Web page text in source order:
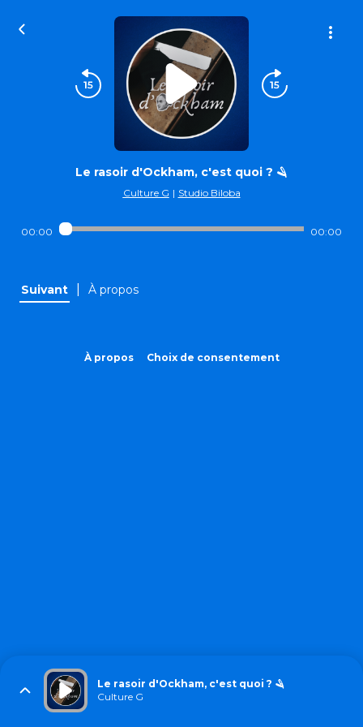
Le rasoir d'Ockham, c'est quoi ? 🪒
Culture G | Studio Biloba
00:00 00:00
Suivant À propos
À propos Choix de consentement
Le rasoir d'Ockham, c'est quoi ? 🪒
Culture G